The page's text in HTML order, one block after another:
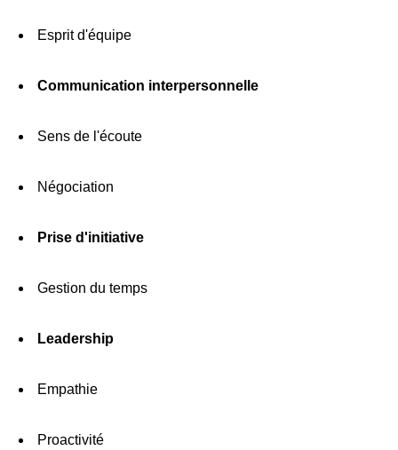
Esprit d'équipe
Communication interpersonnelle
Sens de l'écoute
Négociation
Prise d'initiative
Gestion du temps
Leadership
Empathie
Proactivité